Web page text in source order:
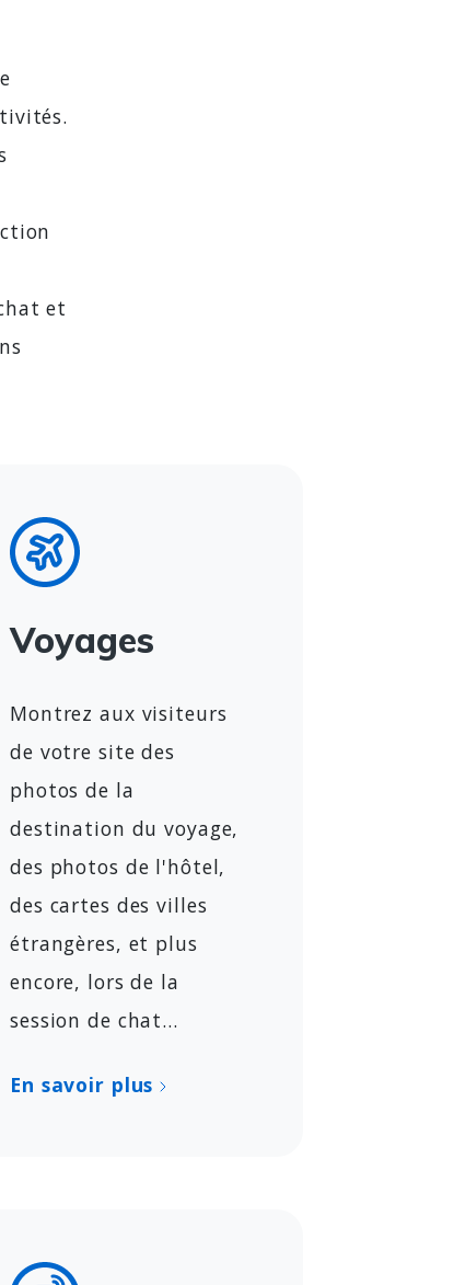
et
Voyages
Montrez aux visiteurs
de votre site des
photos de la
destination du voyage,
des photos de l'hôtel,
des cartes des villes
étrangères, et plus
encore, lors de la
session de chat...
En savoir plus